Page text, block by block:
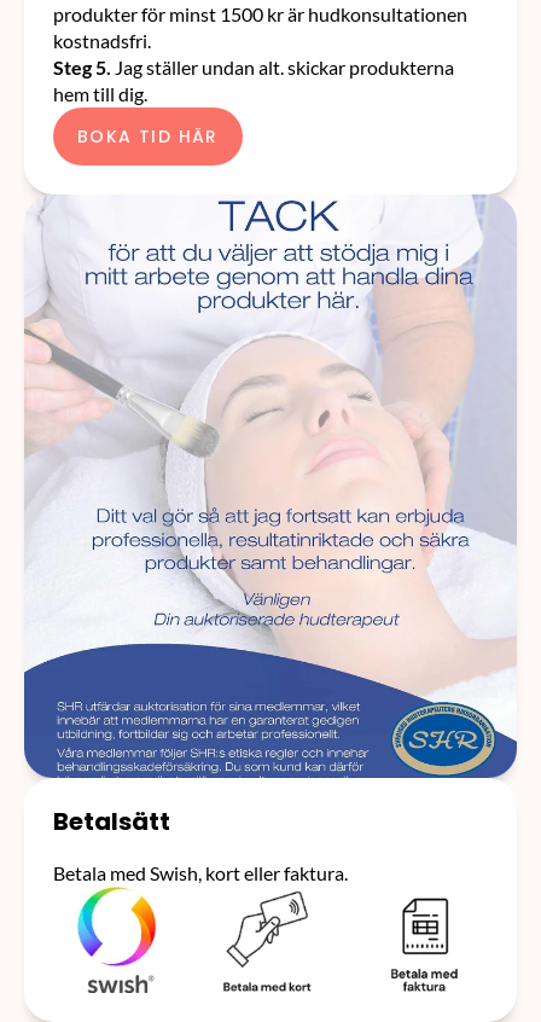
produkter för minst 1500 kr är hudkonsultationen
kostnadsfri.
Steg 5. Jag ställer undan alt. skickar produkterna
hem till dig.
BOKA TID HÄR
Betalsätt
Betala med Swish, kort eller faktura.